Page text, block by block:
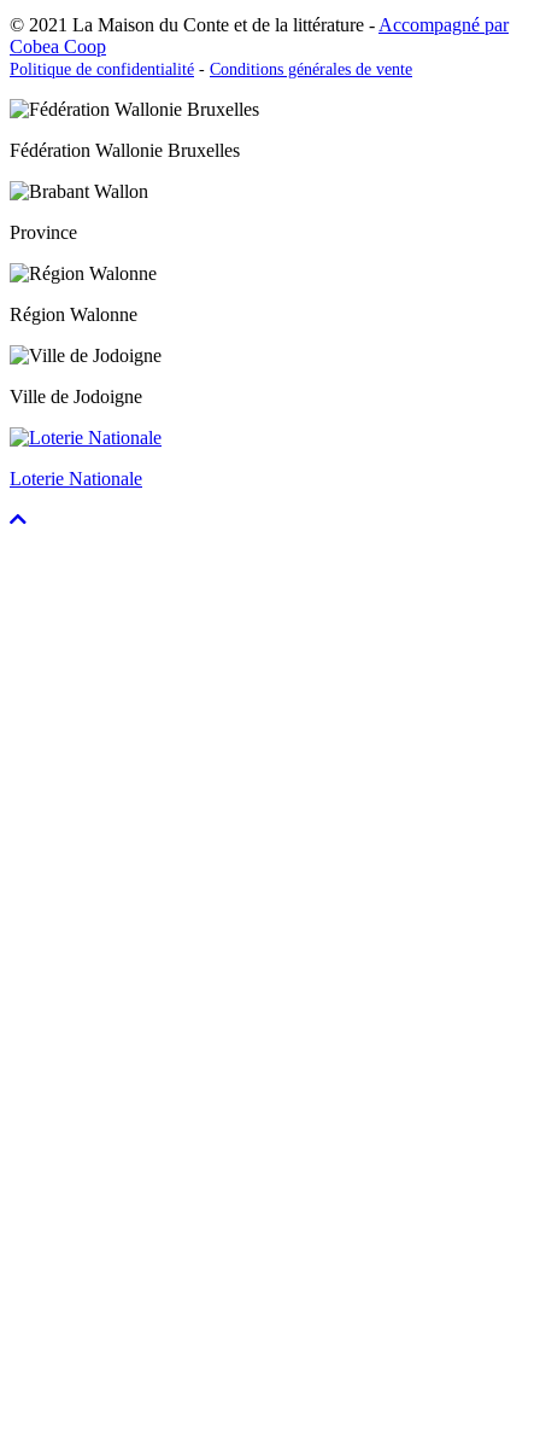
© 2021 La Maison du Conte et de la littérature - Accompagné par
Cobea Coop
Politique de confidentialité - Conditions générales de vente
Fédération Wallonie Bruxelles
Province
Région Walonne
Ville de Jodoigne
Loterie Nationale
Faire